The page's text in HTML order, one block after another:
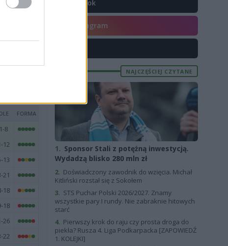
57
75
FORMA
8
12
13
21
18
18
26
22
TikTok
Instagram
NAJCZĘŚCIEJ CZYTANE
1. Sponsor Stali z potężną inwestycją.
Wydadzą blisko 280 mln zł
2. Doświadczony zawodnik do wzięcia. Michał
Kitliński rozstał się z Sokołem
3. STS Puchar Polski 2026/2027. Znamy
wszystkie pary I rundy. Nie zabraknie hitowych
starć
4. Pierwszy krok do raju czy prosta droga do
piekła? Rusza 4. Liga Podkarpacka [ZAPOWIEDŹ
1. KOLEJKI]